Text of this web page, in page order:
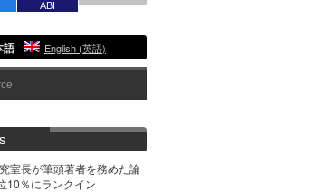
ABI
語 English (英語)
室長が筆頭著者を務めた論
10％にランクイン